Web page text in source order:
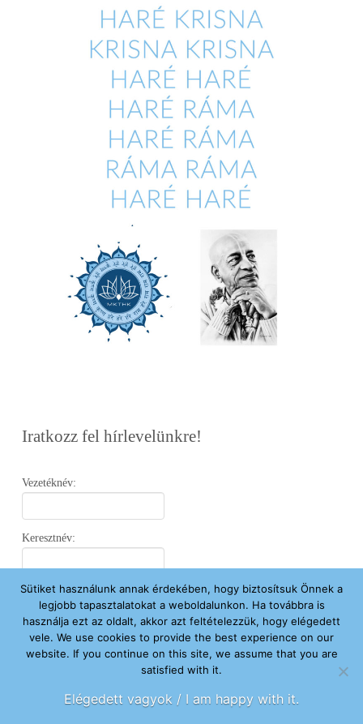
Iratkozz fel hírlevelünkre!
Vezetéknév:
Keresztnév:
Email:
Elfogadom az Adatvédelmi Nyilatkozatot.
Sütiket használunk annak érdekében, hogy biztosítsuk Önnek a
legjobb tapasztalatokat a weboldalunkon. Ha továbbra is
használja ezt az oldalt, akkor azt feltételezzük, hogy elégedett
vele. We use cookies to provide the best experience on our
website. If you continue on this site, we assume that you are
satisfied with it.
Elégedett vagyok / I am happy with it.